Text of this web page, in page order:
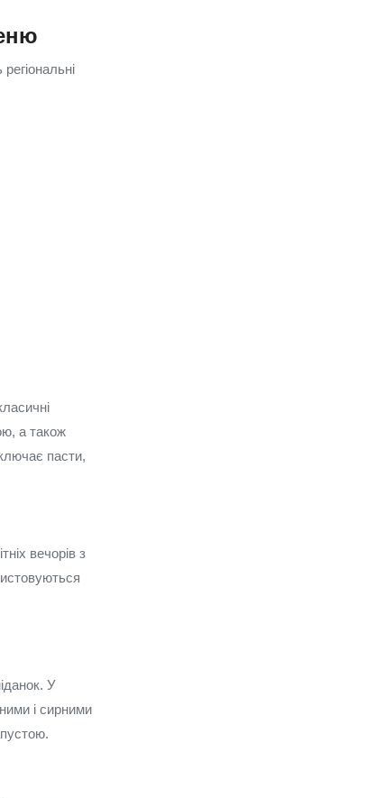
а також
пасти,
вечорів з
У
і сирними